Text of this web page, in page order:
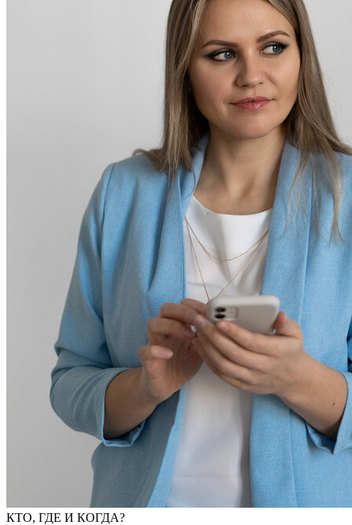
КТО, ГДЕ И КОГДА?